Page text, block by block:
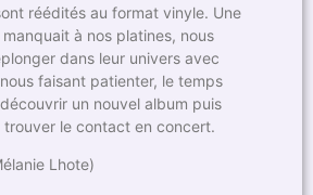
réédités au format vinyle. Une
à nos platines, nous
dans leur univers avec
faisant patienter, le temps
un nouvel album puis
trouver le contact en concert.
Lhote)